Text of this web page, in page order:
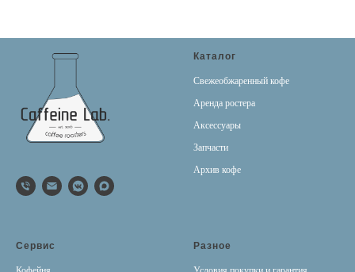
Каталог
Свежеобжаренный кофе
Аренда ростера
Аксессуары
Запчасти
Архив кофе
Сервис Разное